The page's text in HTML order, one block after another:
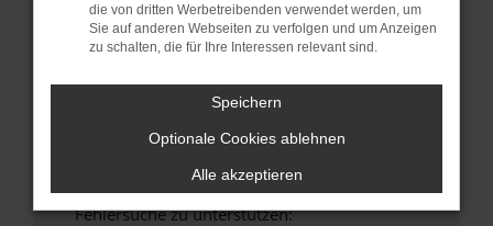
Sicherheitsrisiko, sondern kann auch dazu
führen, dass bestimmte Funktionen nicht mehr
unterstützt werden.
Wende dich an den Webseitenbetreiber.
Wenn du alle oben genannten Schritte versucht
hast, kontaktiere uns bitte. Wir werden
versuchen, das Problem zu beheben. Du kannst
uns diesen Text schicken, um uns bei der
Fehlersuche zu unterstützen:
die von dritten Werbetreibenden verwendet werden, um
Sie auf anderen Webseiten zu verfolgen und um Anzeigen
zu schalten, die für Ihre Interessen relevant sind.
Speichern
Optionale Cookies ablehnen
Alle akzeptieren